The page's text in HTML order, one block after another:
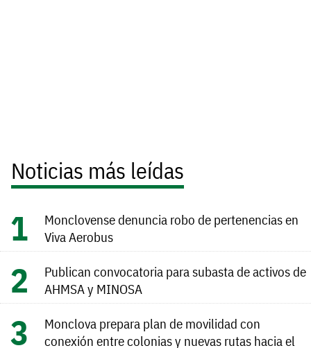
Noticias más leídas
Monclovense denuncia robo de pertenencias en
Viva Aerobus
Publican convocatoria para subasta de activos de
AHMSA y MINOSA
Monclova prepara plan de movilidad con
conexión entre colonias y nuevas rutas hacia el